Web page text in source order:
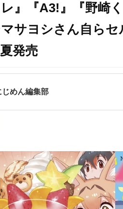
レ』『A3!』『野崎
サヨシさん自ら
発売
めん編集部